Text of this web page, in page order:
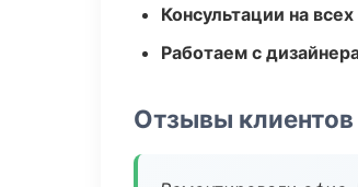
Консультации на
Работаем с
Отзывы клиентов